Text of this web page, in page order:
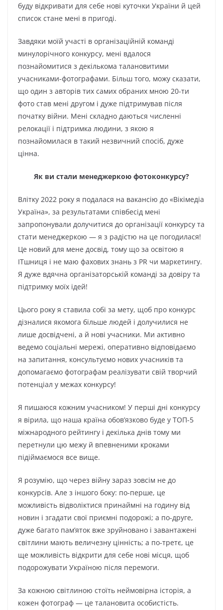
буду відкривати для себе нові куточки України й цей
список стане мені в пригоді.
Завдяки моїй участі в організаційній команді
минулорічного конкурсу, мені вдалося
познайомитися з декількома талановитими
учасниками-фотографами. Більш того, можу сказати,
що один з авторів тих самих обраних мною 20-ти
фото став мені другом і дуже підтримував після
початку війни. Мені складно даються численні
релокації і підтримка людини, з якою я
познайомилася в такий незвичний спосіб, дуже
цінна.
Як ви стали менеджеркою фотоконкурсу?
Влітку 2022 року я подалася на вакансію до «Вікімедіа
Україна», за результатами співбесід мені
запропонували долучитися до організації конкурсу та
стати менеджеркою — я з радістю на це погодилася!
Це новий для мене досвід, тому що за освітою я
ITшниця і не маю фахових знань з PR чи маркетингу.
Я дуже вдячна організаторській команді за довіру та
підтримку моїх ідей!
Цього року я ставила собі за мету, щоб про конкурс
дізналися якомога більше людей і долучилися не
лише досвідчені, а й нові учасники. Ми активно
ведемо соціальні мережі, оперативно відповідаємо
на запитання, консультуємо нових учасників та
допомагаємо фотографам реалізувати свій творчий
потенціал у межах конкурсу!
Я пишаюся кожним учасником! У перші дні конкурсу
я вірила, що наша країна обов’язково буде у ТОП-5
міжнародного рейтингу і декілька днів тому ми
перетнули цю межу й впевненими кроками
підіймаємося все вище.
Я розумію, що через війну зараз зовсім не до
конкурсів. Але з іншого боку: по-перше, це
можливість відволіктися принаймні на годину від
новин і згадати свої приємні подорожі; а по-друге,
дуже багато пам’яток вже зруйновано і завантажені
світлини мають величезну цінність; а по-третє, це
ще можливість відкрити для себе нові місця, щоб
подорожувати Україною після перемоги.
За кожною світлиною стоїть неймовірна історія, а
кожен фотограф — це талановита особистість.